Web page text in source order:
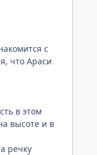
с
что Араси
в этом
высоте и в
речку